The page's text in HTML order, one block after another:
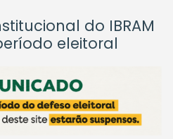
do IBRAM
eleitoral